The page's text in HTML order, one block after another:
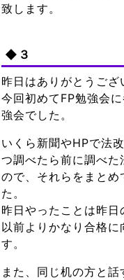
致します。
◆３
昨日はありがとうござ
今回初めてFP勉強会
強会でした。
いくら新聞やHPで法
つ調べたら前に調べ
ので、それらをまと
た。
昨日やったことは昨
以前よりかなり合格に
す。
また、同じ机の方と